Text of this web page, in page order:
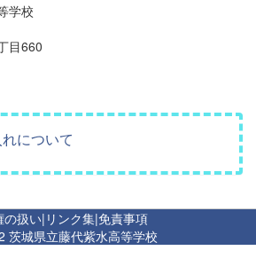
学校
目660
について
の扱い| リンク集|免責事項
茨城県立藤代紫水高等学校